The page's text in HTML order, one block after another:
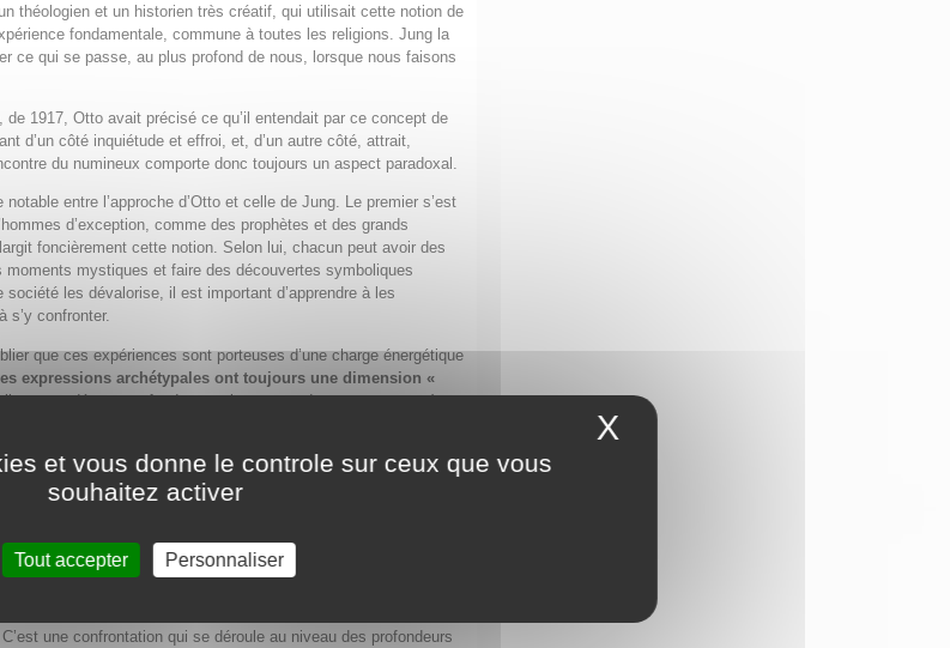
théologien et un historien très créatif, qui utilisait cette notion de
fondamentale, commune à toutes les religions. Jung la
ce qui se passe, au plus profond de nous, lorsque nous faisons
, de 1917, Otto avait précisé ce qu’il entendait par ce concept de
d’un côté inquiétude et effroi, et, d’un autre côté, attrait,
du numineux comporte donc toujours un aspect paradoxal.
notable entre l’approche d’Otto et celle de Jung. Le premier s’est
d’exception, comme des prophètes et des grands
foncièrement cette notion. Selon lui, chacun peut avoir des
mystiques et faire des découvertes symboliques
les dévalorise, il est important d’apprendre à les
s’y confronter.
que ces expériences sont porteuses d’une charge énergétique
expressions archétypales ont toujours une dimension «
nous dépassent fondamentalement, et demeurent en excès
« posséder » une personne.
À cette époque, l’Europe sort de la guerre et se trouve en état de
une confrontation qui se déroule au niveau des profondeurs
et vous donne le controle sur ceux que vous
souhaitez activer
Tout accepter Personnaliser
X Masquer le